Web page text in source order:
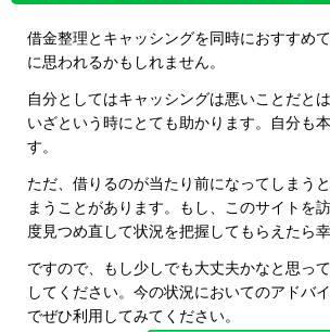
借金整理とキャッシングを同時におすすめ
に思われるかもしれません。
自分としてはキャッシングは悪いことだと
いざという時にとても助かります。自分も
す。
ただ、借りるのが当たり前になってしまう
まうことがあります。もし、このサイトを
度見つめ直して状況を把握してもらえたら幸
ですので、もし少しでも大丈夫かなと思っ
してください。今の状況においてのアドバ
でぜひ利用してみてください。